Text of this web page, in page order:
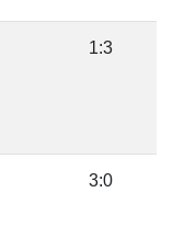
1:3
3:0